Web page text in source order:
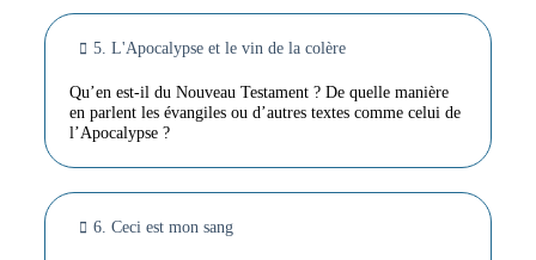
5. L'Apocalypse et le vin de la colère
Qu’en est-il du Nouveau Testament ? De quelle manière
en parlent les évangiles ou d’autres textes comme celui de
l’Apocalypse ?
6. Ceci est mon sang